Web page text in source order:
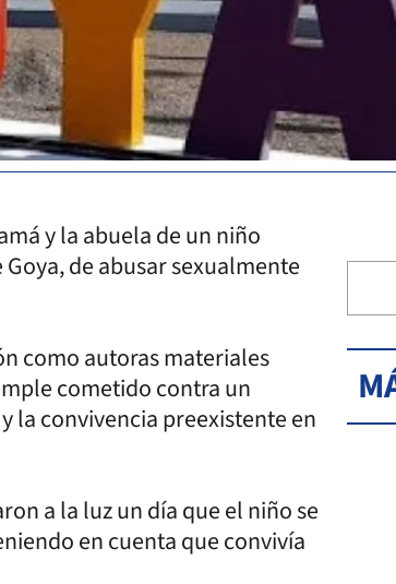
y la abuela de un niño
de abusar sexualmente
como autoras materiales
cometido contra un
la convivencia preexistente en
a la luz un día que el niño se
en cuenta que convivía